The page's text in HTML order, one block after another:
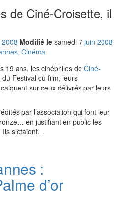
de Ciné-Croisette, il
2008 Modifié le samedi 7 juin 2008
Cinéma
19 ans, les cinéphiles de Ciné-
du Festival du film, leurs
sur ceux délivrés par leurs
par l’association qui font leur
en justifiant en public les
Ils s’étaient…
:
d’or